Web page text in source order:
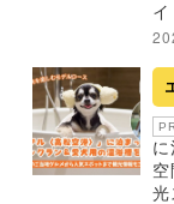
光